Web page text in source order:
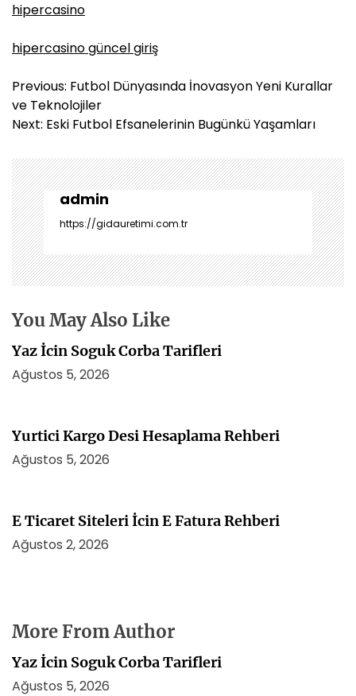
hipercasino
hipercasino güncel giriş
Y
a
z
g
e
z
i
n
m
e
i
Previous: Futbol Dünyasında İnovasyon Yeni Kurallar
ve Teknolojiler
Next: Eski Futbol Efsanelerinin Bugünkü Yaşamları
admin
https://gidauretimi.com.tr
You May Also Like
Yaz İcin Soguk Corba Tarifleri
Ağustos 5, 2026
Yurtici Kargo Desi Hesaplama Rehberi
Ağustos 5, 2026
E Ticaret Siteleri İcin E Fatura Rehberi
Ağustos 2, 2026
More From Author
Yaz İcin Soguk Corba Tarifleri
Ağustos 5, 2026